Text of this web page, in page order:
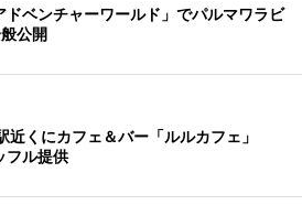
ドベンチャーワールド」でパルマワラビ
公開
近くにカフェ＆バー「ルルカフェ」
フル提供